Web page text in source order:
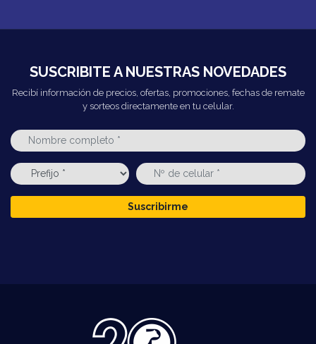
SUSCRIBITE A NUESTRAS NOVEDADES
Recibí información de precios, ofertas, promociones, fechas de remate
y sorteos directamente en tu celular.
Suscribirme